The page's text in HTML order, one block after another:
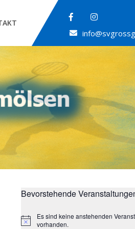
Bevorstehende
H
Es sind keine anstehenden
vorhanden.